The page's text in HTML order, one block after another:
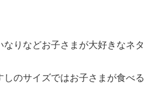
りなどお子さまが大好きなネタ
のサイズではお子さまが食べる